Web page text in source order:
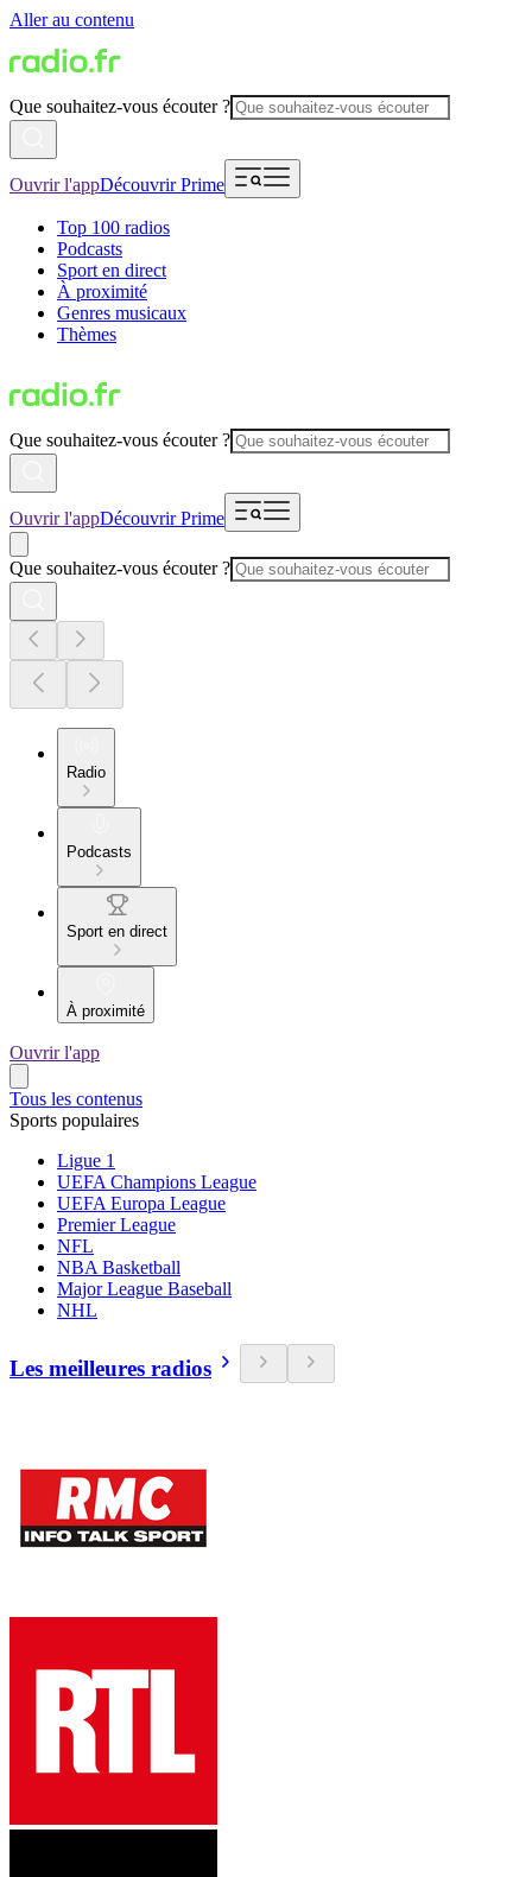
Aller au contenu
Que souhaitez-vous écouter ?
Ouvrir l'appDécouvrir Prime
Top 100 radios
Podcasts
Sport en direct
À proximité
Genres musicaux
Thèmes
Que souhaitez-vous écouter ?
Ouvrir l'appDécouvrir Prime
Que souhaitez-vous écouter ?
Radio
Podcasts
Sport en direct
À proximité
Ouvrir l'app
Tous les contenus
Sports populaires
Ligue 1
UEFA Champions League
UEFA Europa League
Premier League
NFL
NBA Basketball
Major League Baseball
NHL
Les meilleures radios